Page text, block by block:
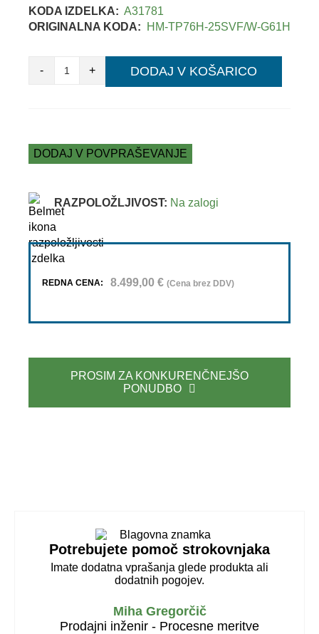
KODA IZDELKA: A31781
ORIGINALNA KODA:
HM-TP76H-25SVF/W-G61H
- + DODAJ V KOŠARICO
DODAJ V POVPRAŠEVANJE
RAZPOLOŽLJIVOST: Na zalogi
REDNA CENA: 8.499,00 € (Cena brez DDV)
PROSIM ZA KONKURENČNEJŠO
PONUDBO
Potrebujete pomoč strokovnjaka
Imate dodatna vprašanja glede produkta ali
dodatnih pogojev.
Miha Gregorčič
Prodajni inženir - Procesne meritve